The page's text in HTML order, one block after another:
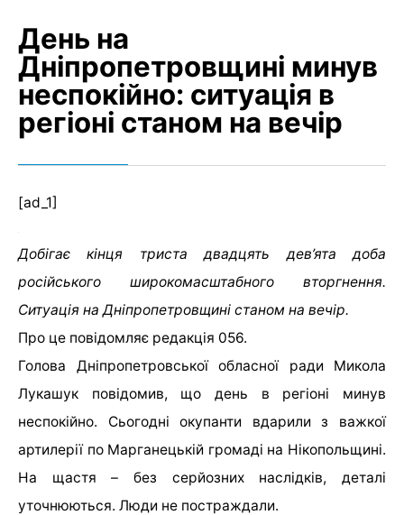
День на
Дніпропетровщині минув
неспокійно: ситуація в
регіоні станом на вечір
[ad_1]
Добігає кінця триста двадцять дев’ята доба
російського широкомасштабного вторгнення.
Ситуація на Дніпропетровщині станом на вечір.
Про це повідомляє редакція 056.
Голова Дніпропетровської обласної ради Микола
Лукашук повідомив, що день в регіоні минув
неспокійно. Сьогодні окупанти вдарили з важкої
артилерії по Марганецькій громаді на Нікопольщині.
На щастя – без серйозних наслідків, деталі
уточнюються. Люди не постраждали.